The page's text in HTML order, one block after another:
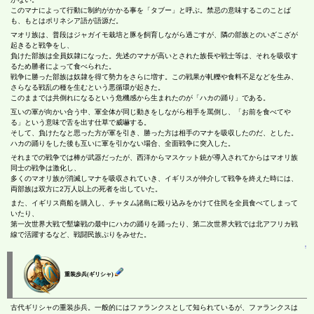
このマナによって行動に制約がかかる事を「タブー」と呼ぶ。禁忌の意味するこのことば
も、もとはポリネシア語が語源だ。
マオリ族は、普段はジャガイモ栽培と豚を飼育しながら過ごすが、隣の部族とのいざこざが
起きると戦争をし、
負けた部族は全員奴隷になった。先述のマナが高いとされた族長や戦士等は、それを吸収す
るため勝者によって食べられた。
戦争に勝った部族は奴隷を得て勢力をさらに増す。この戦果が軋轢や食料不足などを生み、
さらなる戦乱の種を生むという悪循環が起きた。
このままでは共倒れになるという危機感から生まれたのが「ハカの踊り」である。
互いの軍が向かい合う中、軍全体が同じ動きをしながら相手を罵倒し、「お前を食べてや
る」という意味で舌を出す仕草で威嚇する。
そして、負けたなと思った方が軍を引き、勝った方は相手のマナを吸収したのだ、とした。
ハカの踊りをした後も互いに軍を引かない場合、全面戦争に突入した。
それまでの戦争では棒が武器だったが、西洋からマスケット銃が導入されてからはマオリ族
同士の戦争は激化し、
多くのマオリ族が消滅しマナを吸収されていき、イギリスが仲介して戦争を終えた時には、
両部族は双方に2万人以上の死者を出していた。
また、イギリス商船を購入し、チャタム諸島に殴り込みをかけて住民を全員食べてしまって
いたり、
第一次世界大戦で塹壕戦の最中にハカの踊りを踊ったり、第二次世界大戦では北アフリカ戦
線で活躍するなど、戦闘民族ぷりをみせた。
↑
重装歩兵(ギリシャ)
古代ギリシャの重装歩兵。一般的にはファランクスとして知られているが、ファランクスは